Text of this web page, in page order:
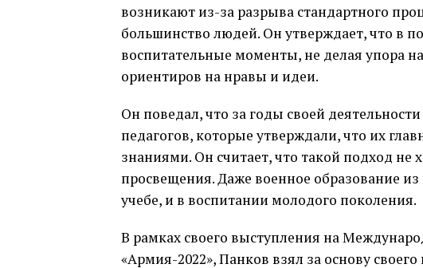
возникают из-за разрыва стандартного
большинство людей. Он утверждает, что в
воспитательные моменты, не делая упора
ориентиров на нравы и идеи.
Он поведал, что за годы своей
педагогов, которые утверждали, что их
знаниями. Он считает, что такой подход не
просвещения. Даже военное образование из
учебе, и в воспитании молодого поколения.
В рамках своего выступления на
«Армия-2022», Панков взял за основу